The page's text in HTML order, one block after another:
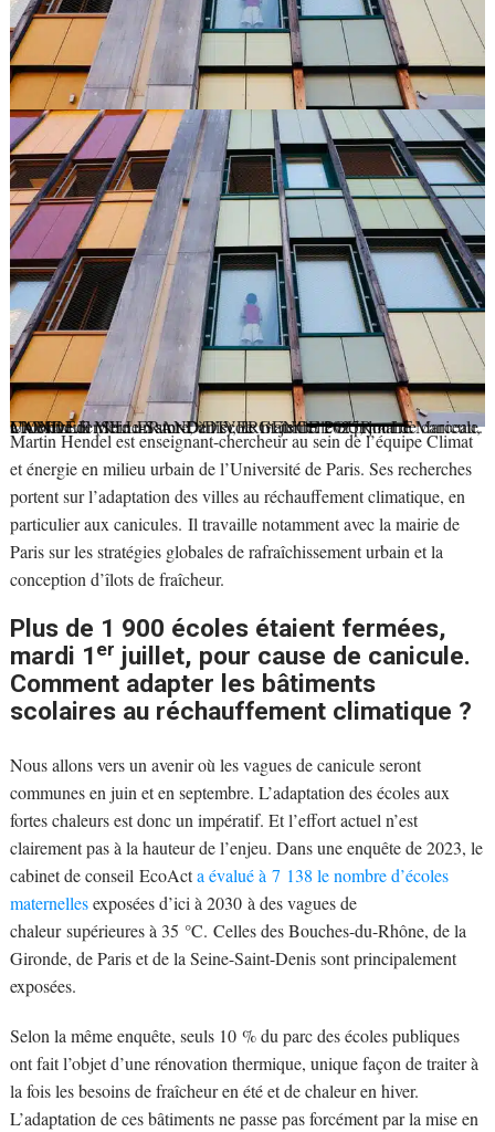
Un élève derrière un store, à l’école maternelle et primaire Marceau, à Montreuil (Seine-Saint-Denis), le 1ᵉʳ juillet 2025, jour de canicule.
CAMILLE MILLERAND/DIVERGENCE POUR « LE MONDE »
Martin Hendel est enseignant-chercheur au sein de l’équipe Climat
et énergie en milieu urbain de l’Université de Paris. Ses recherches
portent sur l’adaptation des villes au réchauffement climatique, en
particulier aux canicules. Il travaille notamment avec la mairie de
Paris sur les stratégies globales de rafraîchissement urbain et la
conception d’îlots de fraîcheur.
Plus de 1 900 écoles étaient fermées,
mardi 1 er juillet, pour cause de canicule.
Comment adapter les bâtiments
scolaires au réchauffement climatique ?
Nous allons vers un avenir où les vagues de canicule seront
communes en juin et en septembre. L’adaptation des écoles aux
fortes chaleurs est donc un impératif. Et l’effort actuel n’est
clairement pas à la hauteur de l’enjeu. Dans une enquête de 2023, le
cabinet de conseil EcoActa évalué à 7 138 le nombre d’écoles
maternellesexposées d’ici à 2030 à des vagues de
chaleur supérieures à 35 °C. Celles des Bouches-du-Rhône, de la
Gironde, de Paris et de la Seine-Saint-Denis sont principalement
exposées.
Selon la même enquête, seuls 10 % du parc des écoles publiques
ont fait l’objet d’une rénovation thermique, unique façon de traiter à
la fois les besoins de fraîcheur en été et de chaleur en hiver.
L’adaptation de ces bâtiments ne passe pas forcément par la mise en